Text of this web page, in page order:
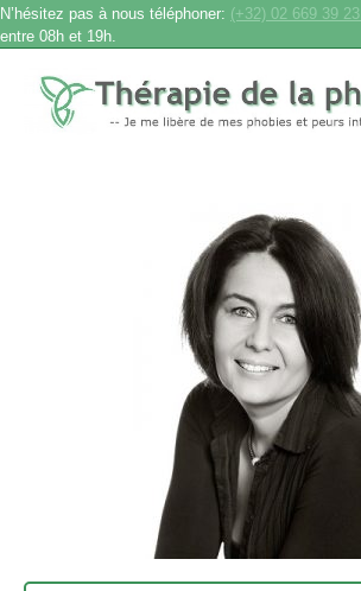
N’hésitez pas à nous téléphoner: (+32) 02 669 39 23
entre 08h et 19h.